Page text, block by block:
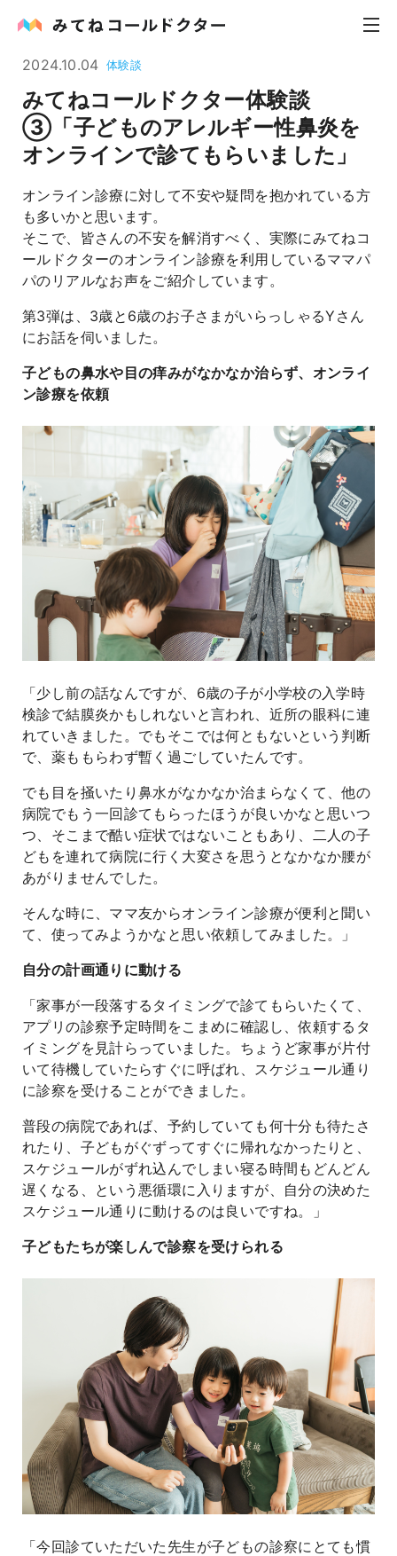
内科
小児科
花粉症
皮膚科
感染症
お役立ち記事
お知らせ
よくあるご質問
2024.10.04 体験談
みてねコールドクター体験談
③「子どものアレルギー性鼻炎を
オンラインで診てもらいました」
オンライン診療に対して不安や疑問を抱かれている方
も多いかと思います。
そこで、皆さんの不安を解消すべく、実際にみてねコ
ールドクターのオンライン診療を利用しているママパ
パのリアルなお声をご紹介しています。
第3弾は、3歳と6歳のお子さまがいらっしゃるYさん
にお話を伺いました。
子どもの鼻水や目の痒みがなかなか治らず、オンライ
ン診療を依頼
「少し前の話なんですが、6歳の子が小学校の入学時
検診で結膜炎かもしれないと言われ、近所の眼科に連
れていきました。でもそこでは何ともないという判断
で、薬ももらわず暫く過ごしていたんです。
でも目を掻いたり鼻水がなかなか治まらなくて、他の
病院でもう一回診てもらったほうが良いかなと思いつ
つ、そこまで酷い症状ではないこともあり、二人の子
どもを連れて病院に行く大変さを思うとなかなか腰が
あがりませんでした。
そんな時に、ママ友からオンライン診療が便利と聞い
て、使ってみようかなと思い依頼してみました。」
自分の計画通りに動ける
「家事が一段落するタイミングで診てもらいたくて、
アプリの診察予定時間をこまめに確認し、依頼するタ
イミングを見計らっていました。ちょうど家事が片付
いて待機していたらすぐに呼ばれ、スケジュール通り
に診察を受けることができました。
普段の病院であれば、予約していても何十分も待たさ
れたり、子どもがぐずってすぐに帰れなかったりと、
スケジュールがずれ込んでしまい寝る時間もどんどん
遅くなる、という悪循環に入りますが、自分の決めた
スケジュール通りに動けるのは良いですね。」
子どもたちが楽しんで診察を受けられる
「今回診ていただいた先生が子どもの診察にとても慣